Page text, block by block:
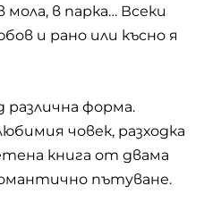
в парка… Всеки
и рано или късно я
форма.
човек, разходка
книга от двама
пътуване.